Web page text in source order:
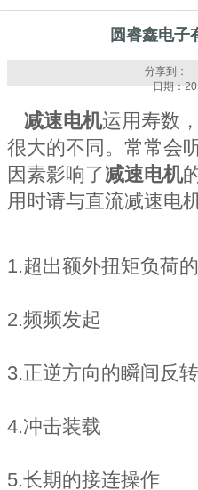
圆睿鑫电子
分享到：
日期：
减速电机运用寿数
很大的不同。常常会
因素影响了减速电机
用时请与直流减速电
1.超出额外扭矩负荷
2.频频发起
3.正逆方向的瞬间反
4.冲击装载
5.长期的接连操作